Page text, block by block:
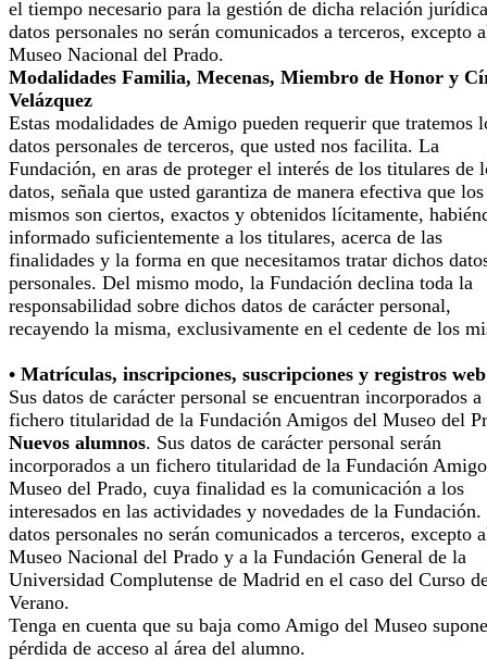
el tiempo necesario para la gestión de dicha relación
datos personales no serán comunicados a terceros, excepto
Museo Nacional del Prado.
Modalidades Familia, Mecenas, Miembro de Honor y
Velázquez
Estas modalidades de Amigo pueden requerir que tratemos
datos personales de terceros, que usted nos facilita. La
Fundación, en aras de proteger el interés de los titulares de
datos, señala que usted garantiza de manera efectiva que los
mismos son ciertos, exactos y obtenidos lícitamente,
informado suficientemente a los titulares, acerca de las
finalidades y la forma en que necesitamos tratar dichos
personales. Del mismo modo, la Fundación declina toda la
responsabilidad sobre dichos datos de carácter personal,
recayendo la misma, exclusivamente en el cedente de los
• Matrículas, inscripciones, suscripciones y registros web
Sus datos de carácter personal se encuentran incorporados a
fichero titularidad de la Fundación Amigos del Museo del
Nuevos alumnos. Sus datos de carácter personal serán
incorporados a un fichero titularidad de la Fundación
Museo del Prado, cuya finalidad es la comunicación a los
interesados en las actividades y novedades de la Fundación.
datos personales no serán comunicados a terceros, excepto
Museo Nacional del Prado y a la Fundación General de la
Universidad Complutense de Madrid en el caso del Curso
Verano.
Tenga en cuenta que su baja como Amigo del Museo
pérdida de acceso al área del alumno.